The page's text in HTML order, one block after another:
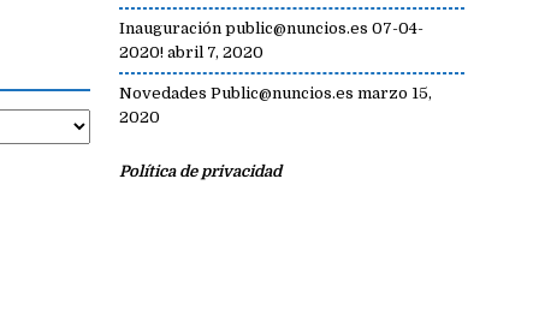
Inauguración public@nuncios.es 07-04-
2020! abril 7, 2020
Novedades Public@nuncios.es marzo 15,
2020
Política de privacidad